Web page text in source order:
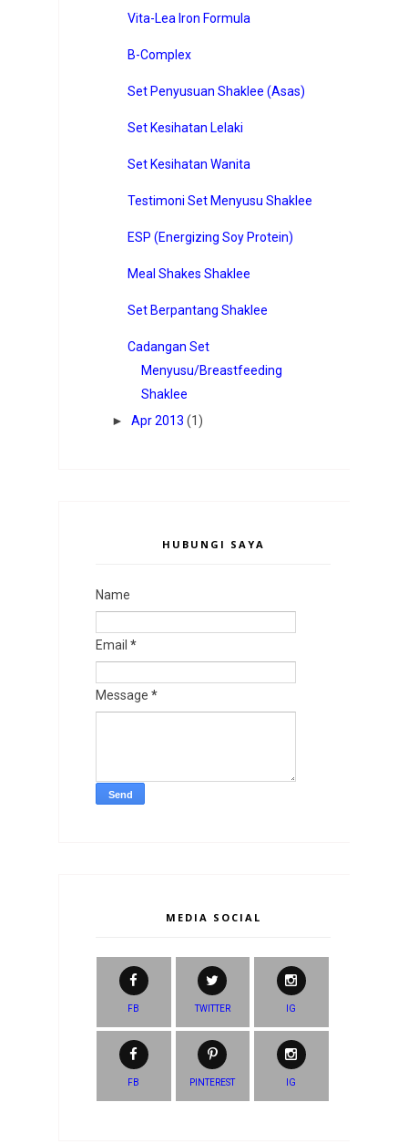
Vita-Lea Iron Formula
B-Complex
Set Penyusuan Shaklee (Asas)
Set Kesihatan Lelaki
Set Kesihatan Wanita
Testimoni Set Menyusu Shaklee
ESP (Energizing Soy Protein)
Meal Shakes Shaklee
Set Berpantang Shaklee
Cadangan Set
Menyusu/Breastfeeding
Shaklee
► Apr 2013 (1)
HUBUNGI SAYA
Name
Email *
Message *
MEDIA SOCIAL
FB TWITTER IG
FB PINTEREST IG